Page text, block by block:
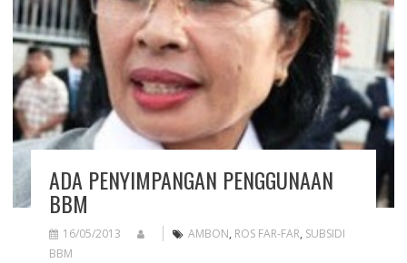
ADA PENYIMPANGAN PENGGUNAAN
BBM
16/05/2013 AMBON, ROS FAR-FAR, SUBSIDI
BBM